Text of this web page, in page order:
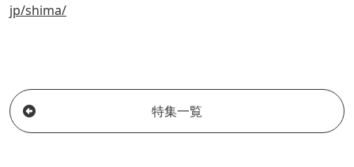
jp/shima/
特集一覧